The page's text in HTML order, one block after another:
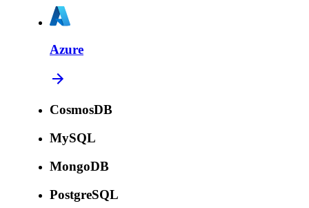
Azure
CosmosDB
MySQL
MongoDB
PostgreSQL